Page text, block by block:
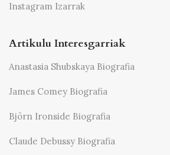
Instagram Izarrak
Artikulu Interesgarriak
Anastasia Shubskaya Biografia
James Comey Biografia
Björn Ironside Biografia
Claude Debussy Biografia